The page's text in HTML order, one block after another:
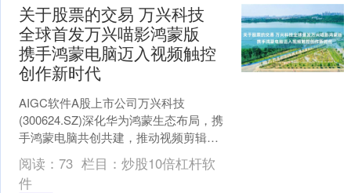
关于股票的交易 万兴科技
全球首发万兴喵影鸿蒙版
携手鸿蒙电脑迈入视频触控
创作新时代
AIGC软件A股上市公司万兴科技
(300624.SZ)深化华为鸿蒙生态布局，携
手鸿蒙电脑共创共建，推动视频剪辑迈
入触控创作新时代。5月19日，华为在
nova14....
阅读： 73 栏目： 炒股10倍杠杆软
件